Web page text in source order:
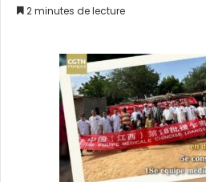
e
r
u
n
c
o
u
2 minutes de lecture